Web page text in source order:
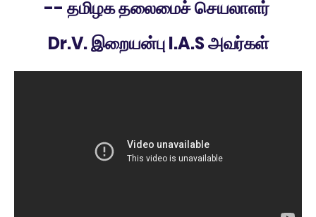
-- தமிழக தலைமைச் செயலாளர்
Dr.V. இறையன்பு I.A.S அவர்கள்